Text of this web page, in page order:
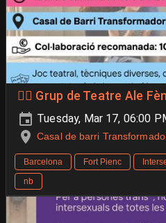
🐦‍🔥 Grup de Teatre Ale
Tuesday, Mar 17, 06:00
Casal de barri
Barcelona Fort Pienc
nb